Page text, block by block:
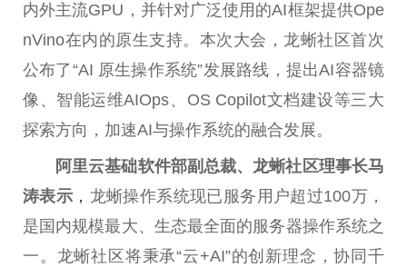
内外主流GPU，并针对广泛使用的AI框架提供Ope
nVino在内的原生支持。本次大会，龙蜥社区首次
公布了“AI 原生操作系统”发展路线， 提出AI容器镜
像、智能运维AIOps、OS Copilot文档建设等三大
探索方向，加速AI与操作系统的融合发展。
阿里云基础软件部副 总裁、龙蜥社区理事长马
涛表示 ， 龙蜥操作系统现已服务用户超过100万，
是国内规模最大、生态最全面的服务器操作系统之
一。龙蜥社区将秉承“云+AI”的创新理念，协同千